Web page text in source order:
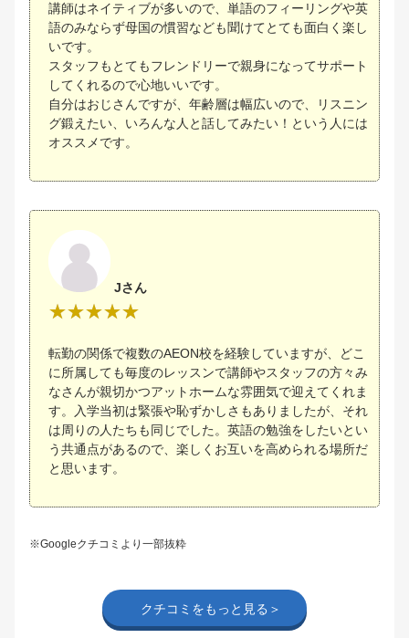
講師はネイティブが多いので、単語のフィーリングや英
語のみならず母国の慣習なども聞けてとても面白く楽し
いです。
スタッフもとてもフレンドリーで親身になってサポート
してくれるので心地いいです。
自分はおじさんですが、年齢層は幅広いので、リスニン
グ鍛えたい、いろんな人と話してみたい！という人には
オススメです。
Jさん
転勤の関係で複数のAEON校を経験していますが、どこ
に所属しても毎度のレッスンで講師やスタッフの方々み
なさんが親切かつアットホームな雰囲気で迎えてくれま
す。入学当初は緊張や恥ずかしさもありましたが、それ
は周りの人たちも同じでした。英語の勉強をしたいとい
う共通点があるので、楽しくお互いを高められる場所だ
と思います。
※Googleクチコミより一部抜粋
クチコミをもっと見る＞